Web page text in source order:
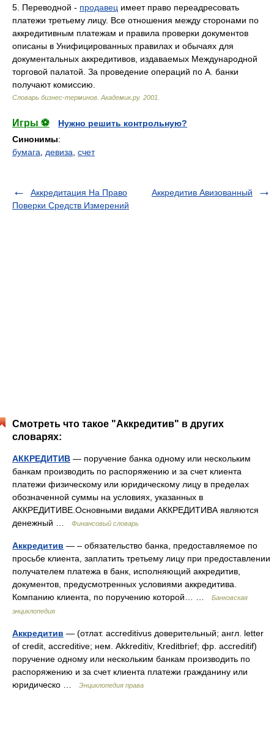
5. Переводной - продавец имеет право переадресовать
платежи третьему лицу. Все отношения между сторонами по
аккредитивным платежам и правила проверки документов
описаны в Унифицированных правилах и обычаях для
документальных аккредитивов, издаваемых Международной
торговой палатой. За проведение операций по А. банки
получают комиссию.
Словарь бизнес-терминов. Академик.ру. 2001
Игры ⚽
Нужно решить контрольную?
Синонимы:
бумага
девиза счет
Аккредитация На Право
Поверки Средств Измерений
Аккредитив Авизованный
Смотреть что такое "Аккредитив" в других
словарях:
АККРЕДИТИВ — поручение банка одному или нескольким
банкам производить по распоряжению и за счет клиента
платежи физическому или юридическому лицу в пределах
обозначенной суммы на условиях, указанных в
АККРЕДИТИВЕ.Основными видами АККРЕДИТИВА являются
денежный …
Финансовый словарь
Аккредитив — – обязательство банка, предоставляемое по
просьбе клиента, заплатить третьему лицу при предоставлении
получателем платежа в банк, исполняющий аккредитив,
документов, предусмотренных условиями аккредитива.
Компанию клиента, по поручению которой… …
Банковская
энциклопедия
Аккредитив — (отлат. accreditivus доверительный; англ. letter
of credit, accreditive; нем. Akkreditiv, Kreditbrief; фр. accreditif)
поручение одному или нескольким банкам производить по
распоряжению и за счет клиента платежи гражданину или
юридическо …
Энциклопедия права